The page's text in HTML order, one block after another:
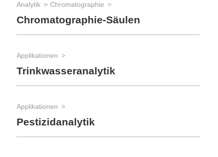
Analytik Chromatographie
Chromatographie-Säulen
Applikationen
Trinkwasseranalytik
Applikationen
Pestizidanalytik